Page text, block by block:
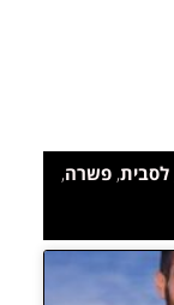
לסבית, פשרה,